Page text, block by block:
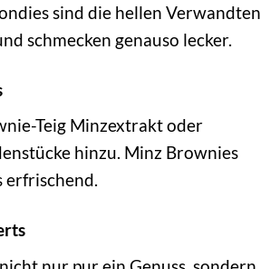
sind die hellen Verwandten
schmecken genauso lecker.
Teig Minzextrakt oder
hinzu. Minz Brownies
erfrischend.